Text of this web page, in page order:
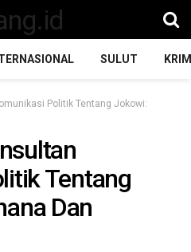
SULUT
Politik Tentang Jokowi:
Tentang
Dan